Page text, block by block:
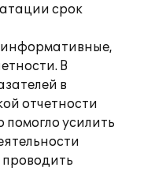
срок
информативные,
В
в
отчетности
помогло усилить